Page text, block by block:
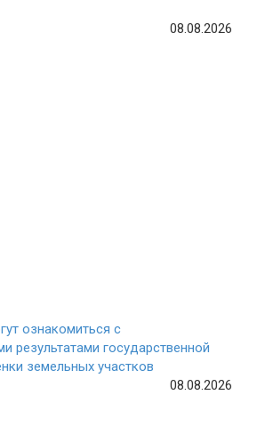
08.08.2026
ознакомиться с
результатами государственной
земельных участков
08.08.2026